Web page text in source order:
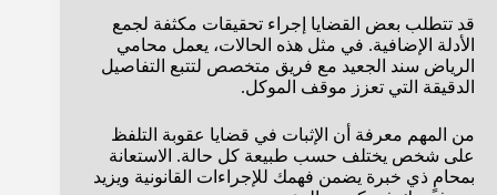
قد تتطلب بعض القضايا إجراء تحقيقات مكثفة لجمع
الأدلة الإضافية. في مثل هذه الحالات، يعمل محامي
الرياض سند الجعيد مع فريق متخصص لتتبع التفاصيل
الدقيقة التي تعزز موقف الموكل.
من المهم معرفة أن الإثبات في قضايا عقوبة التلفظ
على شخص يختلف حسب طبيعة كل حالة. الاستعانة
بمحامٍ ذي خبرة يضمن فهمك للإجراءات القانونية ويزيد